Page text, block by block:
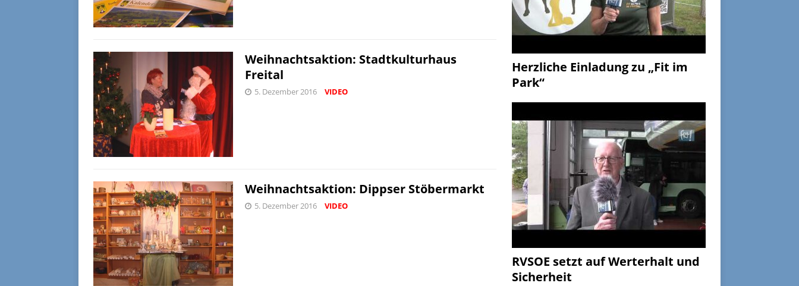
Weihnachtsaktion: Stadtkulturhaus
Freital
5. Dezember 2016 VIDEO
Weihnachtsaktion: Dippser Stöbermarkt
5. Dezember 2016 VIDEO
Herzliche Einladung zu „Fit im
Park“
RVSOE setzt auf Werterhalt und
Sicherheit